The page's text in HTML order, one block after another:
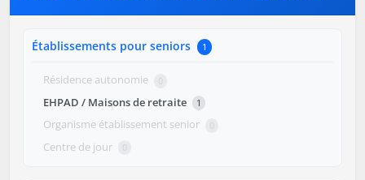
Établissements pour seniors 1
Résidence autonomie 0
EHPAD / Maisons de retraite 1
Organisme établissement senior 0
Centre de jour 0